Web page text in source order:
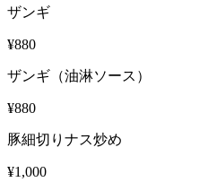
ザンギ
¥880
ザンギ（油淋ソース）
¥880
豚細切りナス炒め
¥1,000